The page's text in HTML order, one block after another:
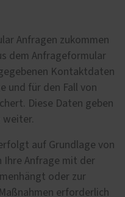
Anfragen zukommen
dem Anfrageformular
Kontaktdaten
und für den Fall von
Diese Daten geben
weiter.
auf Grundlage von
Ihre Anfrage mit der
oder zur
erforderlich